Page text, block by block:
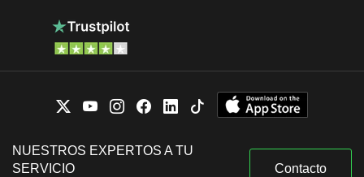
NUESTROS EXPERTOS A TU
SERVICIO
Contacto